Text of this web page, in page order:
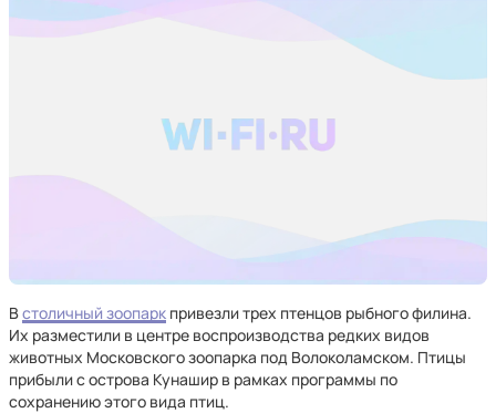
Встоличный зоопарк привезли трех птенцов рыбного филина.
Их разместили в центре воспроизводства редких видов
животных Московского зоопарка под Волоколамском. Птицы
прибыли с острова Кунашир в рамках программы по
сохранению этого вида птиц.